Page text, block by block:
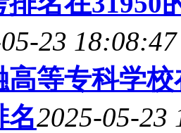
23 18:08:47
高等专科学
名2025-05-23